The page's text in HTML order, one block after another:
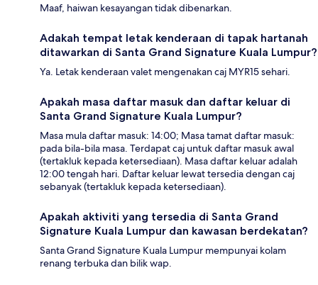
Maaf, haiwan kesayangan tidak dibenarkan.
Adakah tempat letak kenderaan di tapak hartanah
ditawarkan di Santa Grand Signature Kuala Lumpur?
Ya. Letak kenderaan valet mengenakan caj MYR15 sehari.
Apakah masa daftar masuk dan daftar keluar di
Santa Grand Signature Kuala Lumpur?
Masa mula daftar masuk: 14:00; Masa tamat daftar masuk:
pada bila-bila masa. Terdapat caj untuk daftar masuk awal
(tertakluk kepada ketersediaan). Masa daftar keluar adalah
12:00 tengah hari. Daftar keluar lewat tersedia dengan caj
sebanyak (tertakluk kepada ketersediaan).
Apakah aktiviti yang tersedia di Santa Grand
Signature Kuala Lumpur dan kawasan berdekatan?
Santa Grand Signature Kuala Lumpur mempunyai kolam
renang terbuka dan bilik wap.